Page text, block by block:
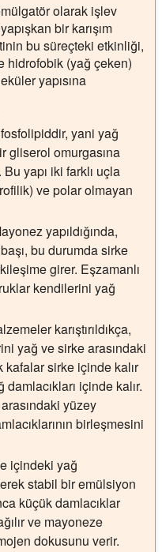
olarak işlev
bir karışım
bu süreçteki etkinliği,
hidrofobik (yağ çeken)
yapısına
yani yağ
gliserol omurgasına
yapı iki farklı uçla
ve polar olmayan
yapıldığında,
bu durumda sirke
girer. Eşzamanlı
kendilerini yağ
karıştırıldıkça,
yağ ve sirke arasındaki
sirke içinde kalır
içinde kalır.
yüzey
birleşmesini
içindeki yağ
stabil bir emülsiyon
küçük damlacıklar
ve mayoneze
dokusunu verir.